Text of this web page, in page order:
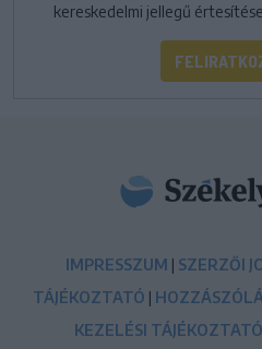
kereskedelmi jellegű
IMPRESSZUM | SZERZŐI
TÁJÉKOZTATÓ |
KEZELÉSI TÁJÉKOZTATÓ